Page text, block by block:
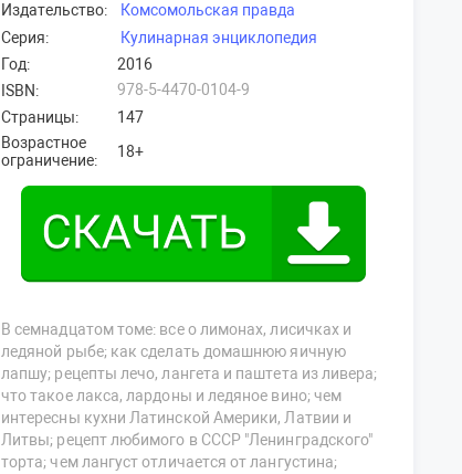
Издательство:
Комсомольская правда
Серия:
Кулинарная энциклопедия
Год:
2016
ISBN:
978-5-4470-0104-9
Страницы:
147
Возрастное
ограничение:
18+
В семнадцатом томе: все о лимонах, лисичках и
ледяной рыбе; как сделать домашнюю яичную
лапшу; рецепты лечо, лангета и паштета из ливера;
что такое лакса, лардоны и ледяное вино; чем
интересны кухни Латинской Америки, Латвии и
Литвы; рецепт любимого в СССР "Ленинградского"
торта; чем лангуст отличается от лангустина;